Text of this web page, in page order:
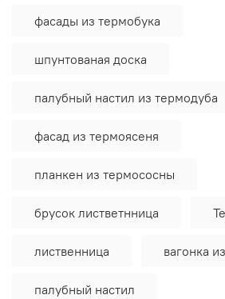
фасады из термобука
шпунтованая доска
палубный настил из термодуба
фасад из термоясеня
планкен из термососны
брусок листветнница
лиственница вагонка
палубный настил